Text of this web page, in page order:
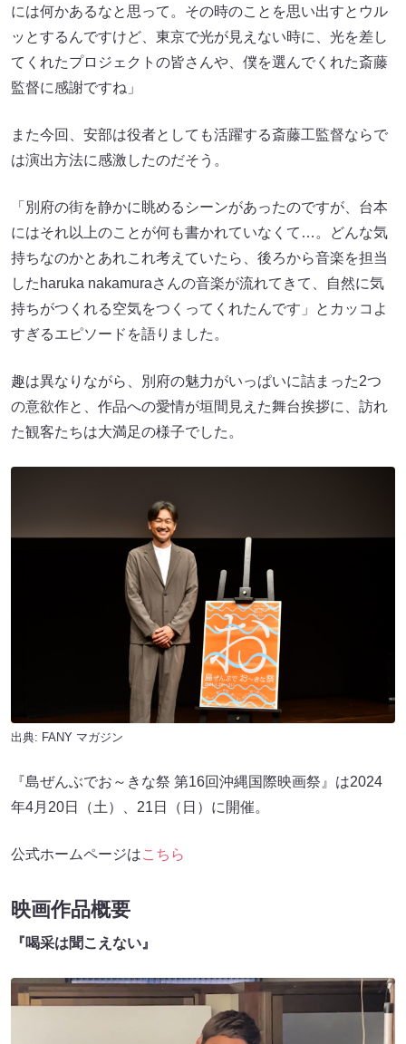
には何かあるなと思って。その時のことを思い出すとウル
ッとするんですけど、東京で光が見えない時に、光を差し
てくれたプロジェクトの皆さんや、僕を選んでくれた斎藤
監督に感謝ですね」
また今回、安部は役者としても活躍する斎藤工監督ならで
は演出方法に感激したのだそう。
「別府の街を静かに眺めるシーンがあったのですが、台本
にはそれ以上のことが何も書かれていなくて…。どんな気
持ちなのかとあれこれ考えていたら、後ろから音楽を担当
したharuka nakamuraさんの音楽が流れてきて、自然に気
持ちがつくれる空気をつくってくれたんです」とカッコよ
すぎるエピソードを語りました。
趣は異なりながら、別府の魅力がいっぱいに詰まった2つ
の意欲作と、作品への愛情が垣間見えた舞台挨拶に、訪れ
た観客たちは大満足の様子でした。
出典: FANY マガジン
『島ぜんぶでお～きな祭 第16回沖縄国際映画祭』は2024
年4月20日（土）、21日（日）に開催。
公式ホームページはこちら
映画作品概要
『喝采は聞こえない』